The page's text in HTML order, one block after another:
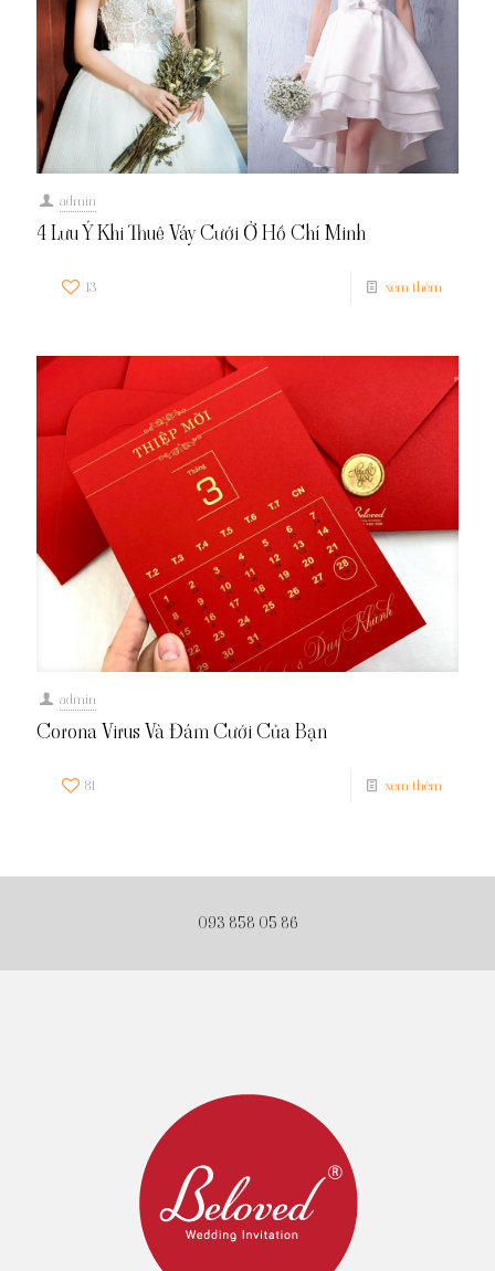
admin
4 Lưu Ý Khi Thuê Váy Cưới Ở Hồ Chí Minh
13 xem thêm
admin
Corona Virus Và Đám Cưới Của Bạn
81 xem thêm
093 858 05 86